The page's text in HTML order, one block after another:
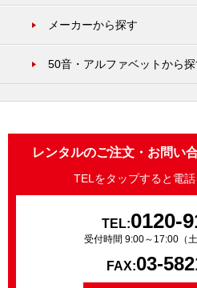
メーカーから探す
50音・アルファベットから探
レンタルのご注文・お問い
TELをタップすると電話
TEL:0120-
受付時間 9:00～17:00（
FAX:03-